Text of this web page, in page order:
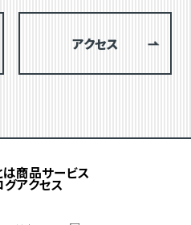
アクセス
は商品サービス
グアクセス